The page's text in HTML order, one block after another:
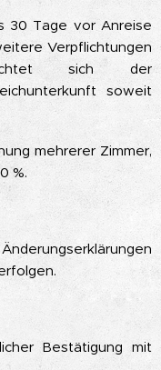
30 Tage vor Anreise
Verpflichtungen
sich der
soweit
mehrerer Zimmer,
%.
Bestätigung mit